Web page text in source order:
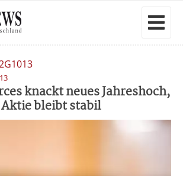
knackt neues Jahreshoch,
bleibt stabil